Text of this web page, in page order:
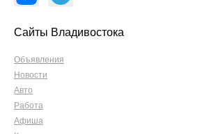
Сайты Владивостока
Объявления
Новости
Авто
Работа
Афиша